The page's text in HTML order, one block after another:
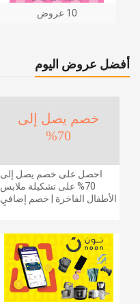
10 عروض
أفضل عروض اليوم
خصم يصل إلى
70%
احصل على خصم يصل إلى
70% على تشكيلة ملابس
الأطفال الفاخرة | خصم إضافي